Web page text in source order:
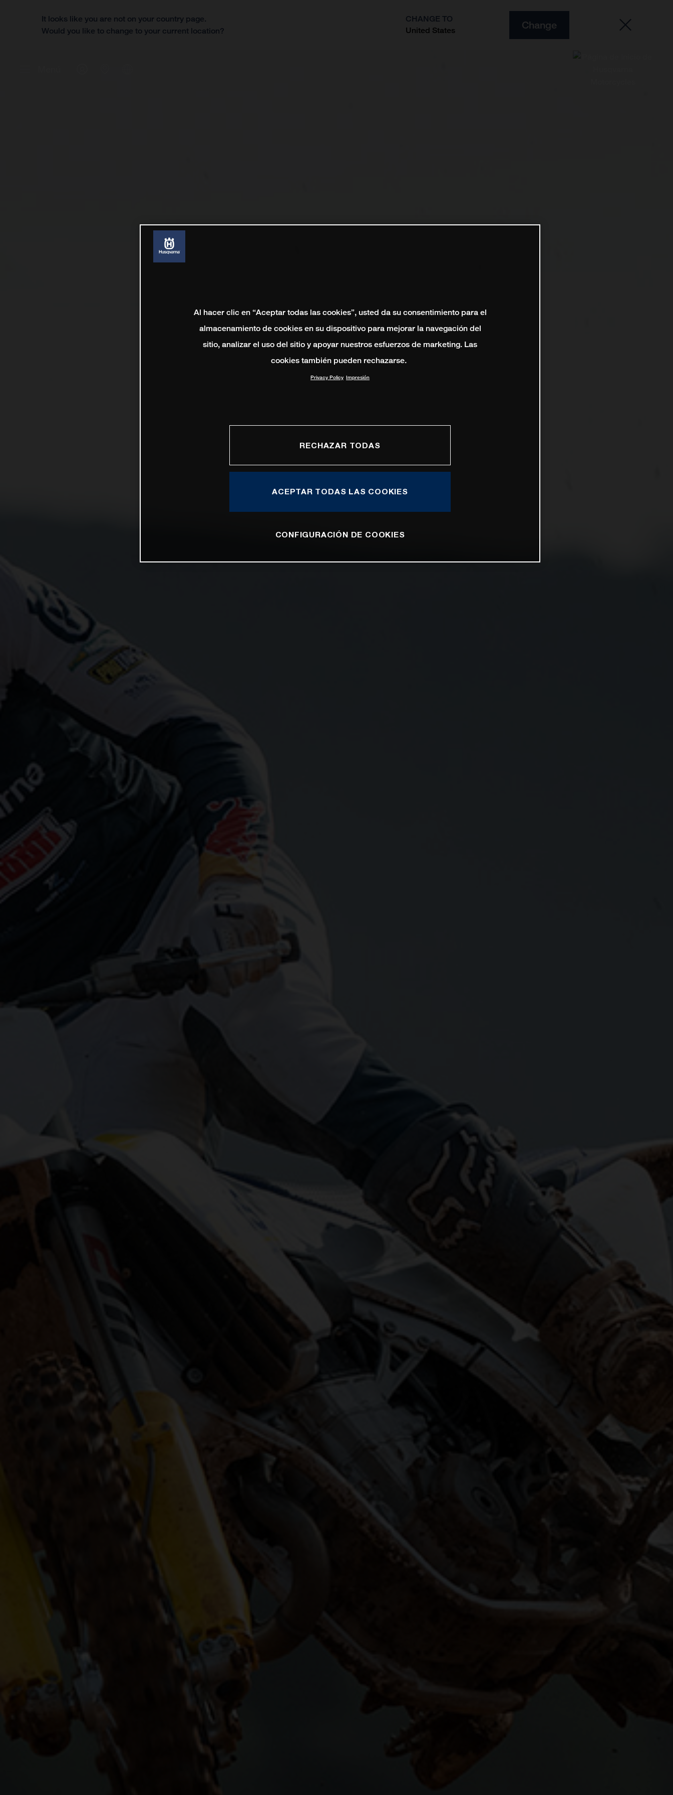
It looks like you are not on your country page.
Would you like to change to your current location?
CHANGE TO
United States
Change
Al hacer clic en “Aceptar todas las cookies”, usted da su consentimiento para el
almacenamiento de cookies en su dispositivo para mejorar la navegación del
sitio, analizar el uso del sitio y apoyar nuestros esfuerzos de marketing. Las
cookies también pueden rechazarse.
Privacy Policy Impresión
RECHAZAR TODAS
ACEPTAR TODAS LAS COOKIES
CONFIGURACIÓN DE COOKIES